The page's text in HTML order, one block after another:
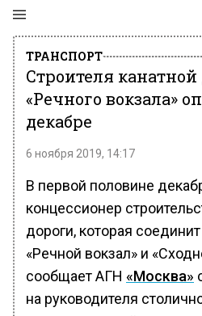
ТРАНСПОРТ
Строителя канатной
«Речного вокзала»
декабре
6 ноября 2019, 14:17
В первой половине
концессионер
дороги, которая
«Речной вокзал» и
сообщает АГН «Москва»
на руководителя